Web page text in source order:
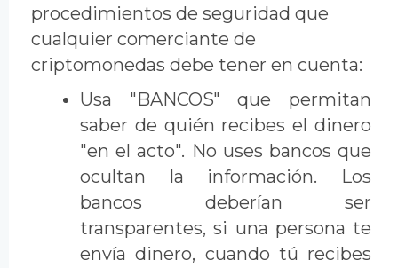
procedimientos de seguridad que
cualquier comerciante de
criptomonedas debe tener en cuenta:
Usa "BANCOS" que permitan
saber de quién recibes el dinero
"en el acto". No uses bancos que
ocultan la información. Los
bancos deberían ser
transparentes, si una persona te
envía dinero, cuando tú recibes